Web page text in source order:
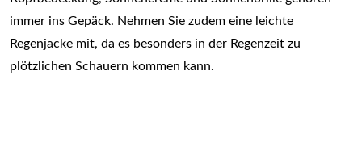
immer ins Gepäck. Nehmen Sie zudem eine leichte
Regenjacke mit, da es besonders in der Regenzeit zu
plötzlichen Schauern kommen kann.